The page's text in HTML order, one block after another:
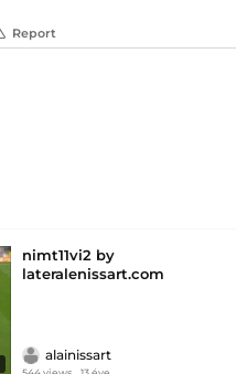
Report
nimt11vi2 by
lateralenissart.com
alainissart